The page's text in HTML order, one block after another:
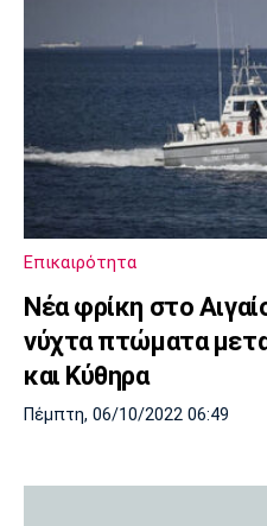
Επικαιρότητα
Νέα φρίκη στο
νύχτα πτώματα
και Κύθηρα
Πέμπτη, 06/10/2022 06:49